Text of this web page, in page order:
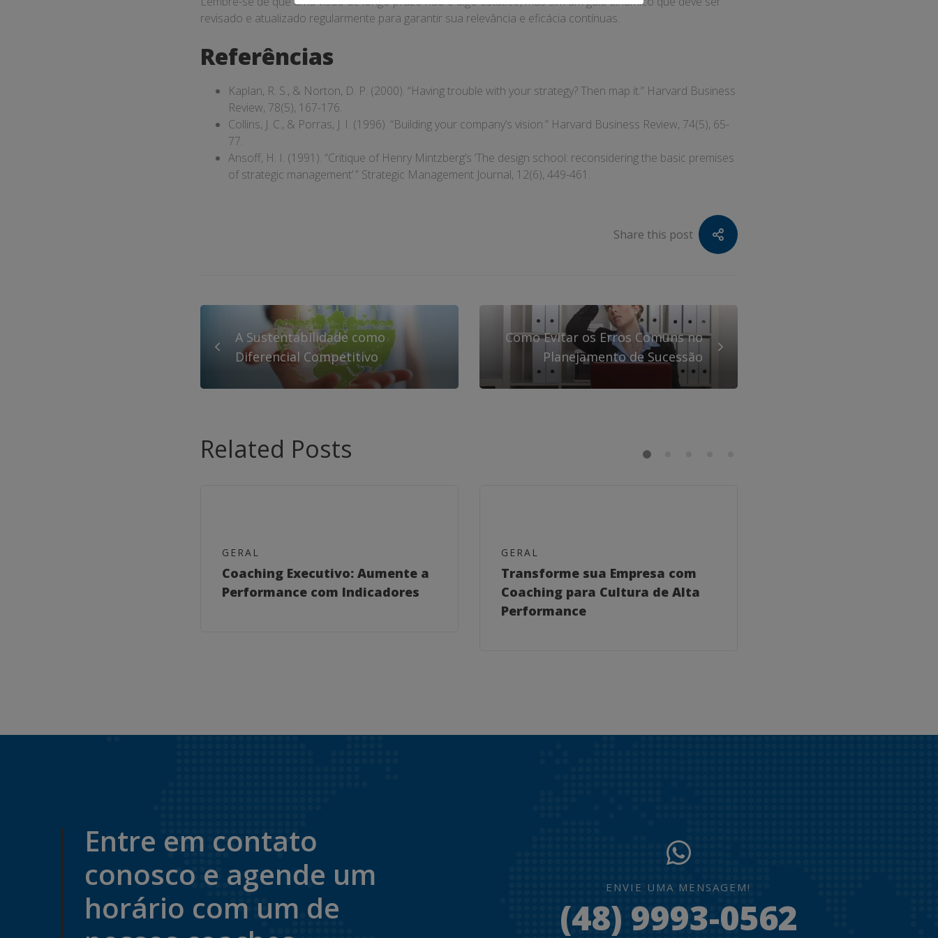
revisado e atualizado regularmente para garantir sua relevância e eficácia contínuas.
Referências
Kaplan, R. S., & Norton, D. P. (2000). “Having trouble with your strategy? Then map it.” Harvard Business
Review, 78(5), 167-176.
Collins, J. C., & Porras, J. I. (1996). “Building your company’s vision.” Harvard Business Review, 74(5), 65-
77.
Ansoff, H. I. (1991). “Critique of Henry Mintzberg’s ‘The design school: reconsidering the basic premises
of strategic management’.” Strategic Management Journal, 12(6), 449-461.
Share this post
A Sustentabilidade como
Diferencial Competitivo
Como Evitar os Erros Comuns no
Planejamento de Sucessão
Related Posts
GERAL
Coaching Executivo: Aumente a
Performance com Indicadores
GERAL
Transforme sua Empresa com
Coaching para Cultura de Alta
Performance
Entre em contato
conosco e agende um
horário com um de
ENVIE UMA MENSAGEM!
(48) 9993-0562